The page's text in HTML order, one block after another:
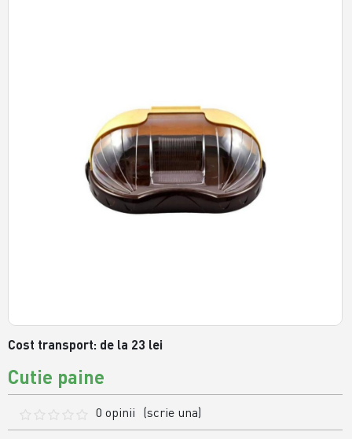
Cost transport: de la 23 lei
Cutie paine
0 opinii (scrie una)